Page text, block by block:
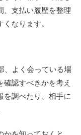
、支払い履歴を整理
なります。
、よく会っている場
認すべきかを考え
を調べたり、相手に